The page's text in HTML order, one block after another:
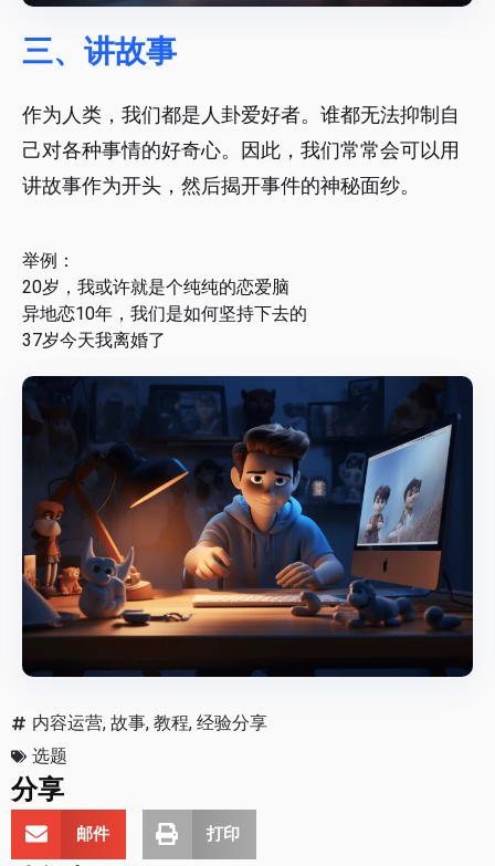
三、讲故事
作为人类，我们都是人卦爱好者。谁都无法抑制自
己对各种事情的好奇心。因此，我们常常会可以用
讲故事作为开头，然后揭开事件的神秘面纱。
举例：
20岁，我或许就是个纯纯的恋爱脑
异地恋10年，我们是如何坚持下去的
37岁今天我离婚了
内容运营, 故事, 教程, 经验分享
选题
分享
邮件 打印